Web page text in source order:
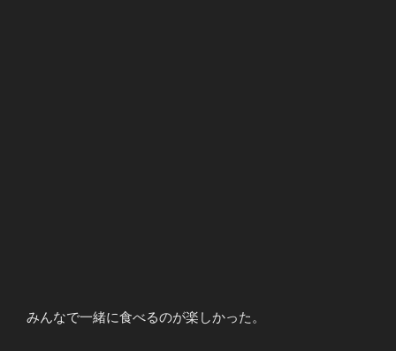
みんなで一緒に食べるのが楽しかった。